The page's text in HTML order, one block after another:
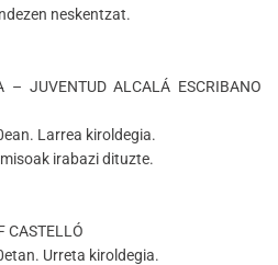
neskentzat.
– JUVENTUD ALCALÁ ESCRIBANO
Larrea kiroldegia.
irabazi dituzte.
CASTELLÓ
Urreta kiroldegia.